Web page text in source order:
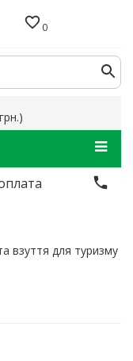
0
взуття для туризму